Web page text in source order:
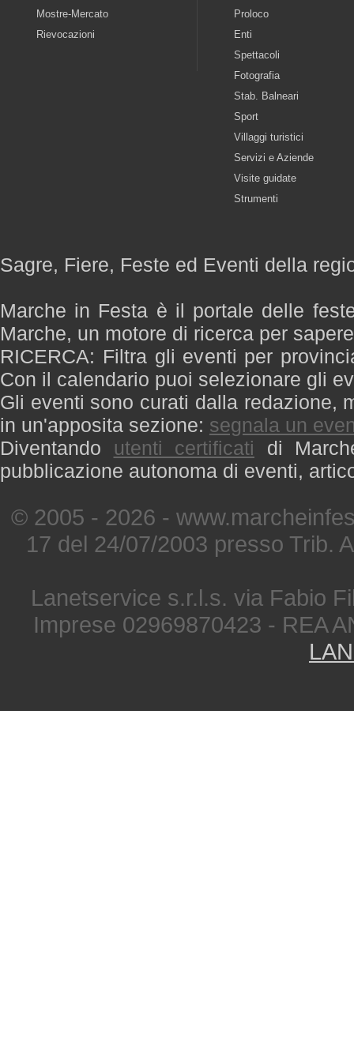
Mostre-Mercato
Rievocazioni
Proloco
Enti
Spettacoli
Fotografia
Stab. Balneari
Sport
Villaggi turistici
Servizi e Aziende
Visite guidate
Strumenti
Sagre, Fiere, Feste ed Eventi della
Marche in Festa è il portale delle
Marche, un motore di ricerca per
RICERCA: Filtra gli eventi per
Con il calendario puoi selezionare gli
Gli eventi sono curati dalla redazione,
in un'apposita sezione: segnala un
Diventando utenti certificati di
pubblicazione autonoma di eventi,
© 2005 - 2026 -
17 del 24/07/2003 presso Trib.
Lanetservice s.r.l.s. via Fabio
Imprese 02969870423 - REA